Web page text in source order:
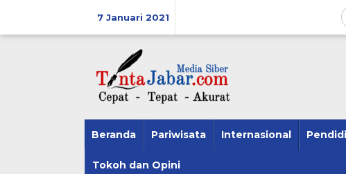
7 Januari 2021
Beranda Pariwisata Internasional
Tokoh dan Opini